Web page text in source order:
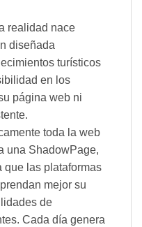
realidad nace
diseñada
turísticos
en los
página web ni
toda la web
una ShadowPage,
que las plataformas
mejor su
de
Cada día genera